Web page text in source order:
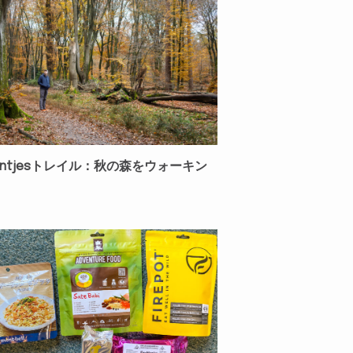
トレイル：秋の森をウォーキン